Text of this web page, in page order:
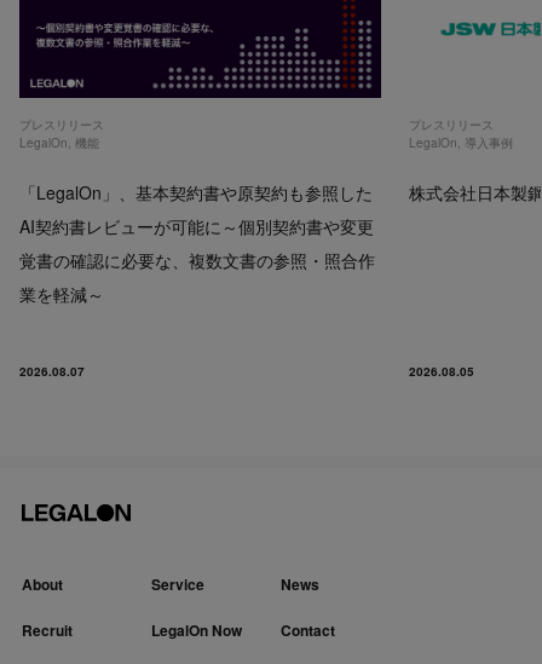
プレスリリース
LegalOn,機能
「LegalOn」、基本契約書や原契約も参照した
AI契約書レビューが可能に～個別契約書や変更
覚書の確認に必要な、複数文書の参照・照合作
業を軽減～
2026.08.07
プレスリリース
LegalOn, 導入事例
株式会社日本製
2026.08.05
About Service News
Recruit LegalOn Now
Contact